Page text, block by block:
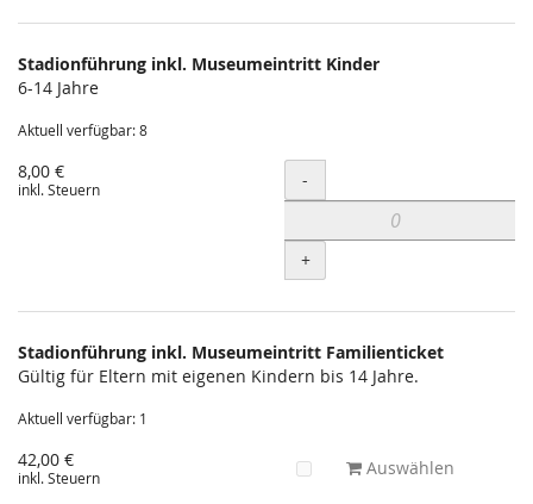
Stadionführung inkl. Museumeintritt Kinder
6-14 Jahre
Aktuell verfügbar: 8
8,00 €
inkl. Steuern Menge
-
+
Stadionführung inkl. Museumeintritt Familienticket
Gültig für Eltern mit eigenen Kindern bis 14 Jahre.
Aktuell verfügbar: 1
42,00 €
inkl. Steuern Auswählen